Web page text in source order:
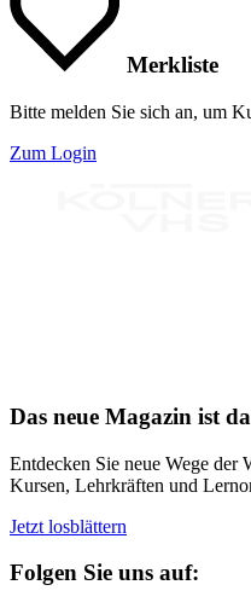
Merkliste
Bitte melden Sie sich an, um
Zum Login
Das neue Magazin ist
Entdecken Sie neue Wege der
Kursen, Lehrkräften und
Jetzt losblättern
Folgen Sie uns auf: